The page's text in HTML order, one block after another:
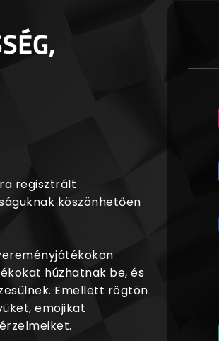
regisztrált
köszönhetően
húzhatnak be, és
Emellett rögtön
emojikat